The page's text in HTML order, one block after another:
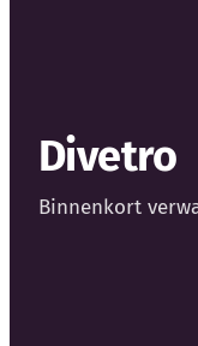
Divetro
Binnenkort